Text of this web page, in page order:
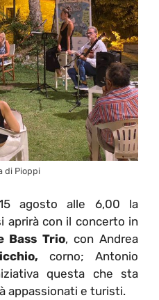
di Pioppi
agosto alle 6,00 la
aprirà con il concerto in
Bass Trio, con Andrea
corno; Antonio
questa che sta
appassionati e turisti.